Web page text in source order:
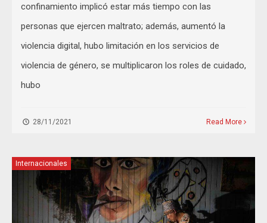
confinamiento implicó estar más tiempo con las
personas que ejercen maltrato; además, aumentó la
violencia digital, hubo limitación en los servicios de
violencia de género, se multiplicaron los roles de cuidado,
hubo
28/11/2021 Read More
Internacionales